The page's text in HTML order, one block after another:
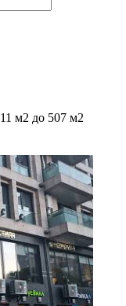
11 м2 до 507 м2